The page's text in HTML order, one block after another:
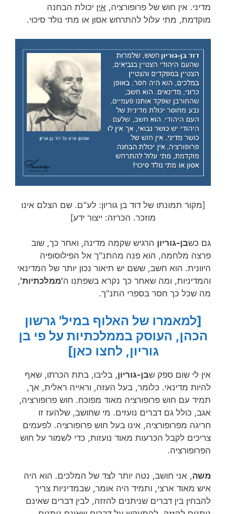
מדיני. אין חוש של פרופורציה, אין יכולת הבחנה
מוקדמת, מתי עלול להתרחש אסון או מתי נולד סיכוי.
[מקור תמונתו של דוד בן גוריון: לע"ם. שם הצלם אינו
מוזכר. הכרזה: ייצור ידע]
גם כשבן-גוריון הרגיש שקמה מדינה, ואחר כך, שוב
פרצה מלחמה, הוא פנה מהתנ"ך אל הפילוסופיה
היוונית. הוא חשב, ששם יש תיאור נכון יותר של המדינאי
והמדיניות, ומה שאחר כך נקרא בשפתנו ה'ממלכתיות',
מה שכל כך חסר בספרי התנ"ך.
[למאמרו של האלוף במיל' גרשון
הכהן, העוסק בממלכתיות על פי בן
גוריון, לחצו כאן]
אין לי שום ספק שבן-גוריון, בליבו, בתת הכרתו, שאף
להיות מדינאי. כלומר, בעל העזה, וראייה ראלית, אך,
תמיד עם חוש פרופורציה מאוד מפוכח. חוש פרופורציה,
אגב, כולל גם דברים נועזים. מי שחושב, שלהעז זו
חריגה מפרופורציה, אינו בעל חוש פרופורציה. לפעמים
צריכים לקבל הכרעות מאוד נועזות, כדי לשמור על חוש
הפרופורציה.
משה, אני חושב, נטה יותר לצד של המלכים. הוא היה
איש מאוד ארצי, ותמיד היה אומר, שבמדיניות צריך
להבחין בין דברים שניתנים להזזה, לבין דברים שאינם